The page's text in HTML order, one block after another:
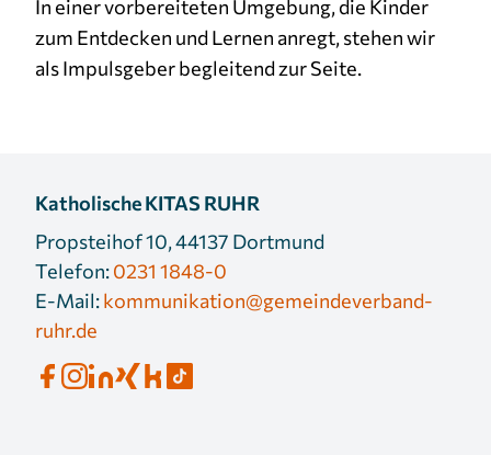
In einer vorbereiteten Umgebung, die Kinder
zum Entdecken und Lernen anregt, stehen wir
als Impulsgeber begleitend zur Seite.
Katholische KITAS RUHR
Propsteihof 10, 44137 Dortmund
Telefon:0231 1848-0
E-Mail:kommunikation@gemeindeverband-
ruhr.de